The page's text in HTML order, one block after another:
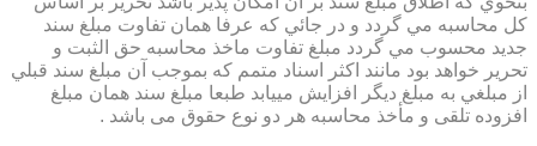
كل محاسبه مي گردد و در جائي كه عرفا همان تفاوت مبلغ سند
جديد محسوب مي گردد مبلغ تفاوت ماخذ محاسبه حق الثبت و
تحرير خواهد بود مانند اكثر اسناد متمم كه بموجب آن مبلغ سند قبلي
از مبلغي به مبلغ ديگر افزايش مييابد طبعا مبلغ سند همان مبلغ
افزوده تلقی و مأخذ محاسبه هر دو نوع حقوق می باشد .